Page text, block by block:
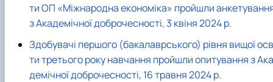
ти ОП «Міжнародна економіка» пройшли
з Академічної доброчесності, 3 квіня 2024 р.
Здобувачі першого (бакалаврського) рівня вищої
ти третього року навчання пройшли опитування з Ака
демічної доброчесності, 16 травня 2024 р.